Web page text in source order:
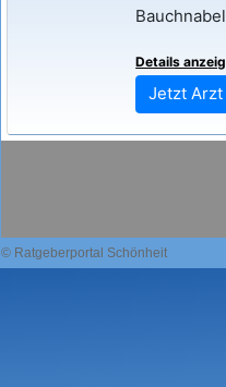
Details
Jetzt
© Ratgeberportal Schönheit